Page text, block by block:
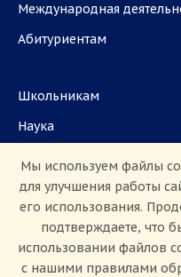
Международная
Абитуриентам
Школьникам
Наука
СМИ
ул. Большая Санкт-
1101, 1103
Мы используем файлы
для улучшения работы
его использования.
подтверждаете, что
использовании файлов
с нашими правилами